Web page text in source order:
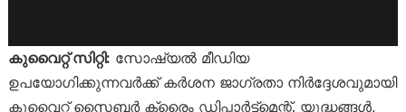
കുവൈറ്റ് സിറ്റി: സോഷ്യൽ മീഡിയ
ഉപയോഗിക്കുന്നവർക്ക് കർശന ജാഗ്രതാ നിർദ്ദേശവുമായി
കുവൈറ്റ് സൈബർ ക്രൈം ഡിപ്പാർട്ട്മെന്റ്. യുദ്ധങ്ങൾ,